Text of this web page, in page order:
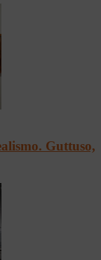
Guttuso,